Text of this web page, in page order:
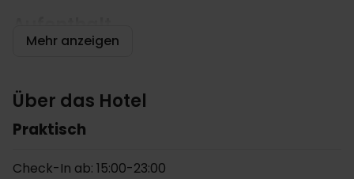
bis zu acht Personen hervorragend geeignet. Direkt
schönen See. Im Winter ist das Gebiet ideal für
wenigen Kilometern. Für Ihren Sommerurlaub ist die
Mehr anzeigen
Über das Hotel
Praktisch
Check-In ab: 15:00-23:00